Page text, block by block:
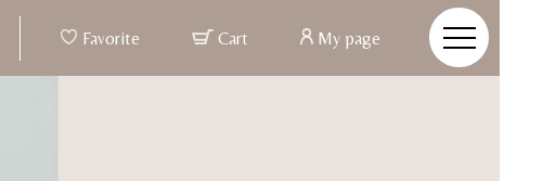
Favorite Cart My page